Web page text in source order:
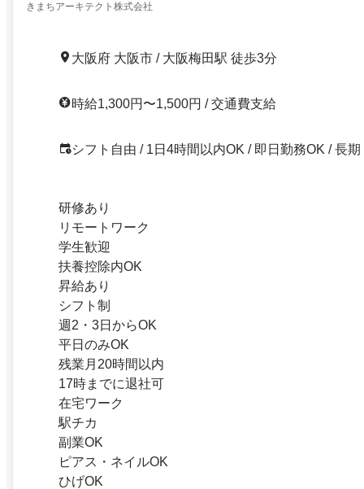
きまちアーキテクト株式会社
大阪府 大阪市 / 大阪梅田駅 徒歩3分
時給1,300円〜1,500円 / 交通費支給
シフト自由 / 1日4時間以内OK / 即日勤務OK / 長期
研修あり
リモートワーク
学生歓迎
扶養控除内OK
昇給あり
シフト制
週2・3日からOK
平日のみOK
残業月20時間以内
17時までに退社可
在宅ワーク
駅チカ
副業OK
ピアス・ネイルOK
ひげOK